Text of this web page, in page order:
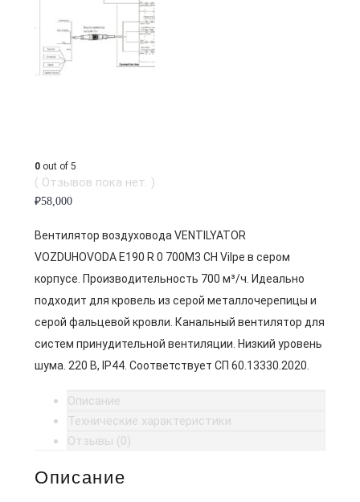
0 out of 5
( Отзывов пока нет. )
₽58,000
Вентилятор воздуховода VENTILYATOR
VOZDUHOVODA E190 R 0 700M3 CH Vilpe в сером
корпусе. Производительность 700 м³/ч. Идеально
подходит для кровель из серой металлочерепицы и
серой фальцевой кровли. Канальный вентилятор для
систем принудительной вентиляции. Низкий уровень
шума. 220 В, IP44. Соответствует СП 60.13330.2020.
Описание
Технические характеристики
Отзывы (0)
Описание